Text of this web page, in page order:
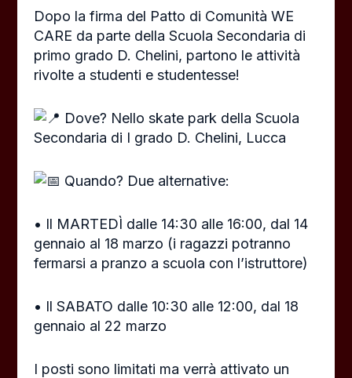
Dopo la firma del Patto di Comunità WE
CARE da parte della Scuola Secondaria di
primo grado D. Chelini, partono le attività
rivolte a studenti e studentesse!
Dove? Nello skate park della Scuola
Secondaria di I grado D. Chelini, Lucca
Quando? Due alternative:
• Il MARTEDÌ dalle 14:30 alle 16:00, dal 14
gennaio al 18 marzo (i ragazzi potranno
fermarsi a pranzo a scuola con l’istruttore)
• Il SABATO dalle 10:30 alle 12:00, dal 18
gennaio al 22 marzo
I posti sono limitati ma verrà attivato un